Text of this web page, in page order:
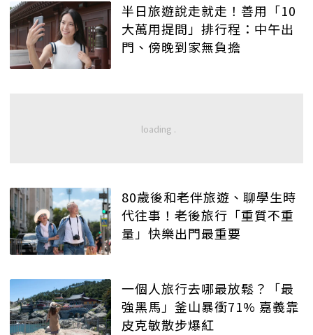
半日旅遊說走就走！善用「10
大萬用提問」排行程：中午出
門、傍晚到家無負擔
80歲後和老伴旅遊、聊學生時
代往事！老後旅行「重質不重
量」快樂出門最重要
一個人旅行去哪最放鬆？「最
強黑馬」釜山暴衝71% 嘉義靠
皮克敏散步爆紅